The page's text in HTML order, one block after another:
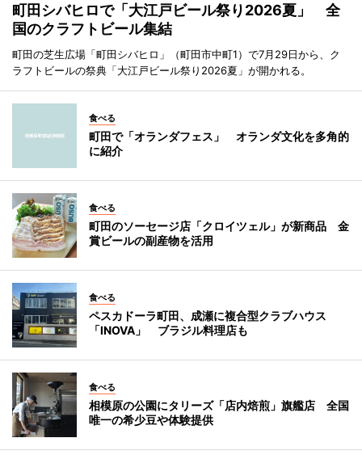
町田シバヒロで「大江戸ビール祭り2026夏」 全
国のクラフトビール集結
町田の芝生広場「町田シバヒロ」（町田市中町1）で7月29日から、ク
ラフトビールの祭典「大江戸ビール祭り2026夏」が開かれる。
食べる
町田で「オランダフェス」 オランダ文化を多角的
に紹介
食べる
町田のソーセージ店「クロイツェル」が新商品 金
賞ビールの副産物を活用
食べる
ペスカドーラ町田、成瀬に複合型クラブハウス
「INOVA」 ブラジル料理店も
食べる
相模原の公園にタリーズ「店内焙煎」旗艦店 全国
唯一の希少豆や体験提供